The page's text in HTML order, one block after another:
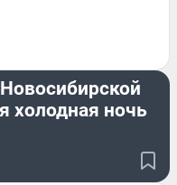
холодная ночь